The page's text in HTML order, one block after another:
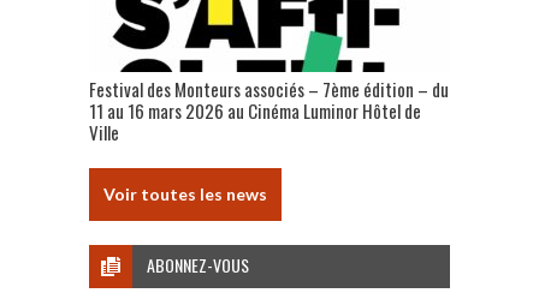
Festival des Monteurs associés – 7ème édition – du
11 au 16 mars 2026 au Cinéma Luminor Hôtel de
Ville
Voir toutes les news
ABONNEZ-VOUS